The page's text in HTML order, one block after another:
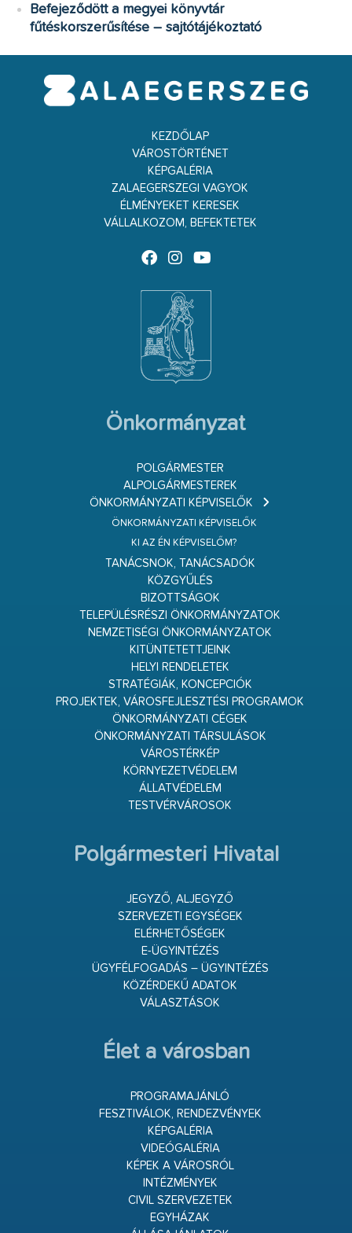
Befejeződött a megyei könyvtár
fűtéskorszerűsítése – sajtótájékoztató
KEZDŐLAP
VÁROSTÖRTÉNET
KÉPGALÉRIA
ZALAEGERSZEGI VAGYOK
ÉLMÉNYEKET KERESEK
VÁLLALKOZOM, BEFEKTETEK
Önkormányzat
POLGÁRMESTER
ALPOLGÁRMESTEREK
ÖNKORMÁNYZATI KÉPVISELŐK
ÖNKORMÁNYZATI KÉPVISELŐK
KI AZ ÉN KÉPVISELŐM?
TANÁCSNOK, TANÁCSADÓK
KÖZGYŰLÉS
BIZOTTSÁGOK
TELEPÜLÉSRÉSZI ÖNKORMÁNYZATOK
NEMZETISÉGI ÖNKORMÁNYZATOK
KITÜNTETETTJEINK
HELYI RENDELETEK
STRATÉGIÁK, KONCEPCIÓK
PROJEKTEK, VÁROSFEJLESZTÉSI PROGRAMOK
ÖNKORMÁNYZATI CÉGEK
ÖNKORMÁNYZATI TÁRSULÁSOK
VÁROSTÉRKÉP
KÖRNYEZETVÉDELEM
ÁLLATVÉDELEM
TESTVÉRVÁROSOK
Polgármesteri Hivatal
JEGYZŐ, ALJEGYZŐ
SZERVEZETI EGYSÉGEK
ELÉRHETŐSÉGEK
E-ÜGYINTÉZÉS
ÜGYFÉLFOGADÁS – ÜGYINTÉZÉS
KÖZÉRDEKŰ ADATOK
VÁLASZTÁSOK
Élet a városban
PROGRAMAJÁNLÓ
FESZTIVÁLOK, RENDEZVÉNYEK
KÉPGALÉRIA
VIDEÓGALÉRIA
KÉPEK A VÁROSRÓL
INTÉZMÉNYEK
CIVIL SZERVEZETEK
EGYHÁZAK